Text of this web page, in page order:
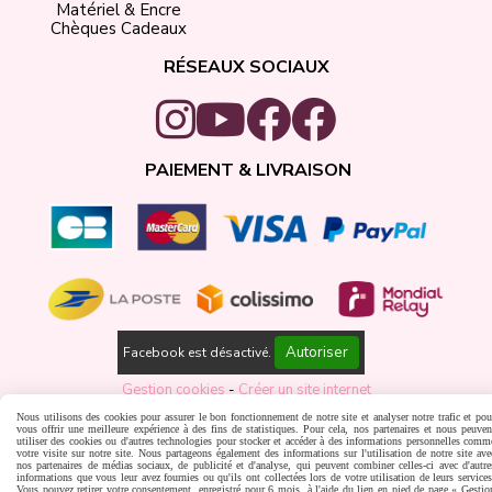
Matériel & Encre
Chèques Cadeaux
RÉSEAUX SOCIAUX
PAIEMENT & LIVRAISON
Facebook est désactivé.
Autoriser
Gestion cookies Créer un site internet
Nous utilisons des cookies pour assurer le bon fonctionnement de notre site et analyser notre trafic et
vous offrir une meilleure expérience à des fins de statistiques. Pour cela, nos partenaires et nous
utiliser des cookies ou d'autres technologies pour stocker et accéder à des informations personnelles
votre visite sur notre site. Nous partageons également des informations sur l'utilisation de notre site
nos partenaires de médias sociaux, de publicité et d'analyse, qui peuvent combiner celles-ci avec
informations que vous leur avez fournies ou qu'ils ont collectées lors de votre utilisation de leurs
Vous pouvez retirer votre consentement, enregistré pour 6 mois, à l'aide du lien en pied de page «